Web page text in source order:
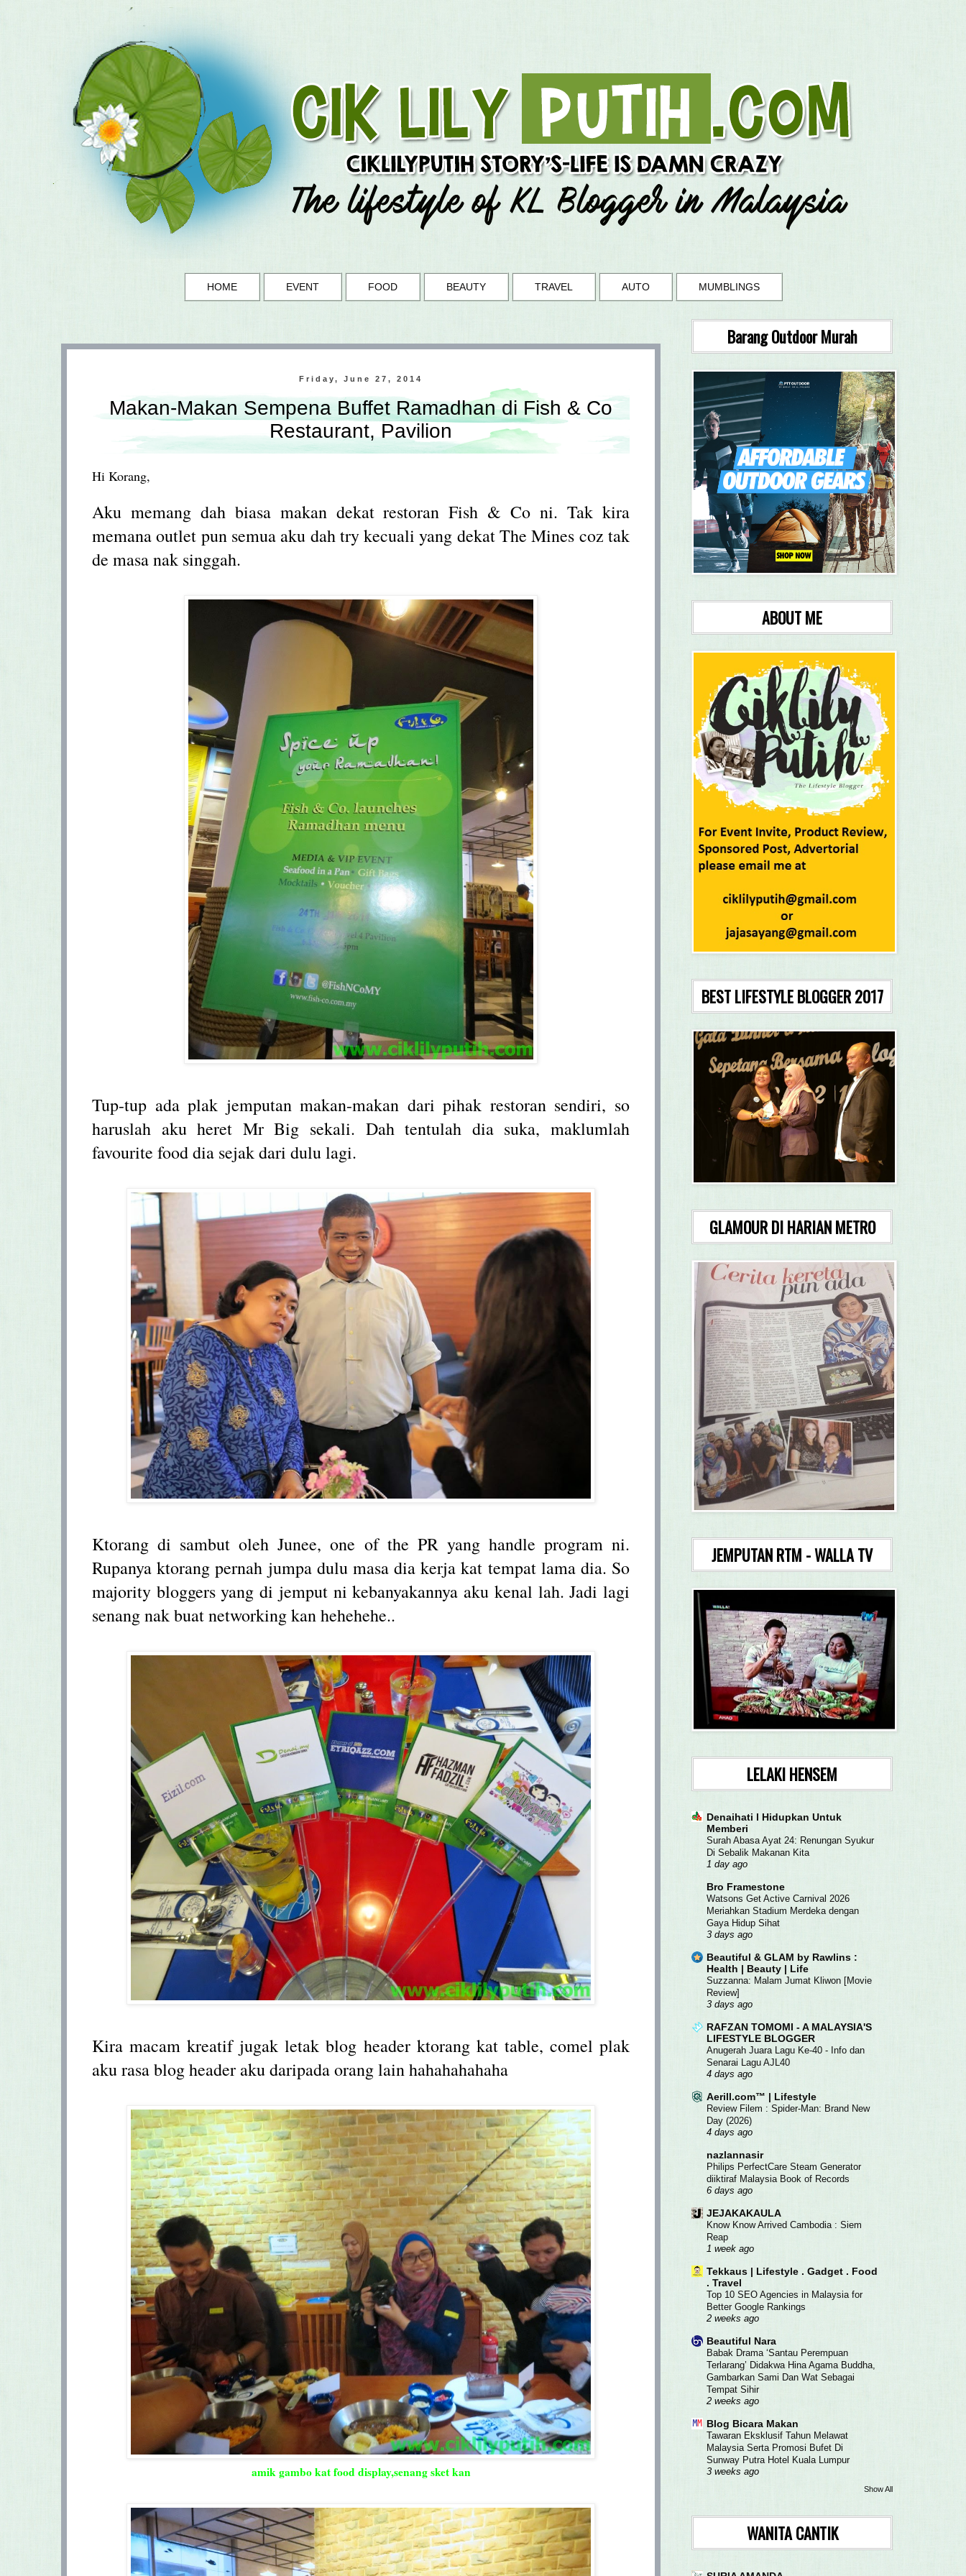
HOME EVENT FOOD BEAUTY TRAVEL AUTO MUMBLINGS
Friday, June 27, 2014
Makan-Makan Sempena Buffet Ramadhan di Fish & Co
Restaurant, Pavilion
Hi Korang,
Aku memang dah biasa makan dekat restoran Fish & Co ni. Tak kira
memana outlet pun semua aku dah try kecuali yang dekat The Mines coz tak
de masa nak singgah.
Tup-tup ada plak jemputan makan-makan dari pihak restoran sendiri, so
haruslah aku heret Mr Big sekali. Dah tentulah dia suka, maklumlah
favourite food dia sejak dari dulu lagi.
Ktorang di sambut oleh Junee, one of the PR yang handle program ni.
Rupanya ktorang pernah jumpa dulu masa dia kerja kat tempat lama dia. So
majority bloggers yang di jemput ni kebanyakannya aku kenal lah. Jadi lagi
senang nak buat networking kan hehehehe..
Kira macam kreatif jugak letak blog header ktorang kat table, comel plak
aku rasa blog header aku daripada orang lain hahahahahaha
amik gambo kat food display,senang sket kan
Barang Outdoor Murah
ABOUT ME
BEST LIFESTYLE BLOGGER 2017
GLAMOUR DI HARIAN METRO
JEMPUTAN RTM - WALLA TV
LELAKI HENSEM
Denaihati l Hidupkan Untuk
Memberi
Surah Abasa Ayat 24: Renungan Syukur
Di Sebalik Makanan Kita
1 day ago
Bro Framestone
Watsons Get Active Carnival 2026
Meriahkan Stadium Merdeka dengan
Gaya Hidup Sihat
3 days ago
Beautiful & GLAM by Rawlins :
Health | Beauty | Life
Suzzanna: Malam Jumat Kliwon [Movie
Review]
3 days ago
RAFZAN TOMOMI - A MALAYSIA'S
LIFESTYLE BLOGGER
Anugerah Juara Lagu Ke-40 - Info dan
Senarai Lagu AJL40
4 days ago
Aerill.com™ | Lifestyle
Review Filem : Spider-Man: Brand New
Day (2026)
4 days ago
nazlannasir
Philips PerfectCare Steam Generator
diiktiraf Malaysia Book of Records
6 days ago
JEJAKAKAULA
Know Know Arrived Cambodia : Siem
Reap
1 week ago
Tekkaus | Lifestyle . Gadget . Food
. Travel
Top 10 SEO Agencies in Malaysia for
Better Google Rankings
2 weeks ago
Beautiful Nara
Babak Drama ‘Santau Perempuan
Terlarang’ Didakwa Hina Agama Buddha,
Gambarkan Sami Dan Wat Sebagai
Tempat Sihir
2 weeks ago
Blog Bicara Makan
Tawaran Eksklusif Tahun Melawat
Malaysia Serta Promosi Bufet Di
Sunway Putra Hotel Kuala Lumpur
3 weeks ago
Show All
WANITA CANTIK